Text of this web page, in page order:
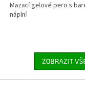
Mazací gelové pero s
náplní
ZOBRAZIT